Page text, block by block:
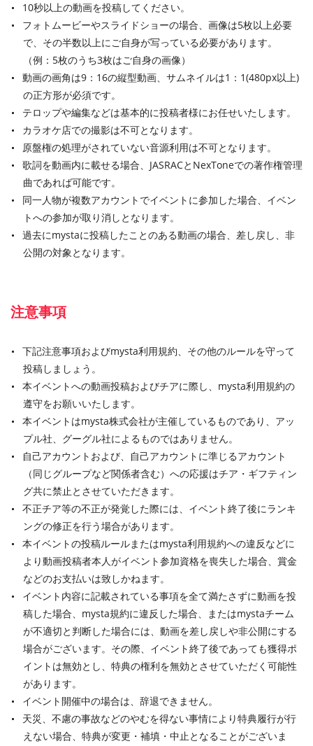
10秒以上の動画を投稿してください。
フォトムービーやスライドショーの場合、画像は5枚以上必要
で、その半数以上にご自身が写っている必要があります。
（例：5枚のうち3枚はご自身の画像）
動画の画角は9：16の縦型動画、サムネイルは1：1(480px以上)
の正方形が必須です。
テロップや編集などは基本的に投稿者様にお任せいたします。
カラオケ店での撮影は不可となります。
原盤権の処理がされていない音源利用は不可となります。
歌詞を動画内に載せる場合、JASRACとNexToneでの著作権管理
曲であれば可能です。
同一人物が複数アカウントでイベントに参加した場合、イベン
トへの参加が取り消しとなります。
過去にmystaに投稿したことのある動画の場合、差し戻し、非
公開の対象となります。
注意事項
下記注意事項およびmysta利用規約、その他のルールを守って
投稿しましょう。
本イベントへの動画投稿およびチアに際し、mysta利用規約の
遵守をお願いいたします。
本イベントはmysta株式会社が主催しているものであり、アッ
プル社、グーグル社によるものではありません。
自己アカウントおよび、自己アカウントに準じるアカウント
（同じグループなど関係者含む）への応援はチア・ギフティン
グ共に禁止とさせていただきます。
不正チア等の不正が発覚した際には、イベント終了後にランキ
ングの修正を行う場合があります。
本イベントの投稿ルールまたはmysta利用規約への違反などに
より動画投稿者本人がイベント参加資格を喪失した場合、賞金
などのお支払いは致しかねます。
イベント内容に記載されている事項を全て満たさずに動画を投
稿した場合、mysta規約に違反した場合、またはmystaチーム
が不適切と判断した場合には、動画を差し戻しや非公開にする
場合がございます。その際、イベント終了後であっても獲得ポ
イントは無効とし、特典の権利を無効とさせていただく可能性
があります。
イベント開催中の場合は、辞退できません。
天災、不慮の事故などのやむを得ない事情により特典履行が行
えない場合、特典が変更・補填・中止となることがございま